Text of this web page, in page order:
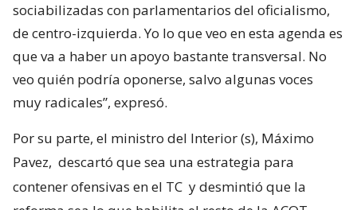
sociabilizadas con parlamentarios del oficialismo,
de centro-izquierda. Yo lo que veo en esta agenda es
que va a haber un apoyo bastante transversal. No
veo quién podría oponerse, salvo algunas voces
muy radicales”, expresó.
Por su parte, el ministro del Interior (s), Máximo
Pavez, descartó que sea una estrategia para
contener ofensivas en el TC y desmintió que la